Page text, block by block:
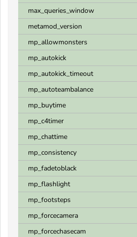
max_queries_window
metamod_version
mp_allowmonsters
mp_autokick
mp_autokick_timeout
mp_autoteambalance
mp_buytime
mp_c4timer
mp_chattime
mp_consistency
mp_fadetoblack
mp_flashlight
mp_footsteps
mp_forcecamera
mp_forcechasecam